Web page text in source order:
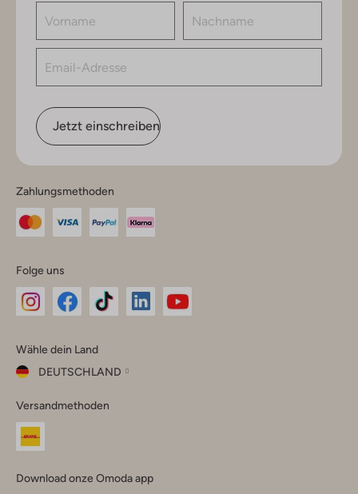
Jetzt einschreiben
Zahlungsmethoden
Folge uns
Instagram
Facebook
TikTok
Wähle dein Land
DEUTSCHLAND
dein
Land
Versandmethoden
Download onze Omoda app